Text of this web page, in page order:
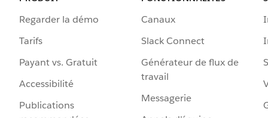
Regarder la démo
Tarifs
Payant vs. Gratuit
Accessibilité
Publications
Canaux
Slack Connect
Générateur de flux de
travail
Messagerie